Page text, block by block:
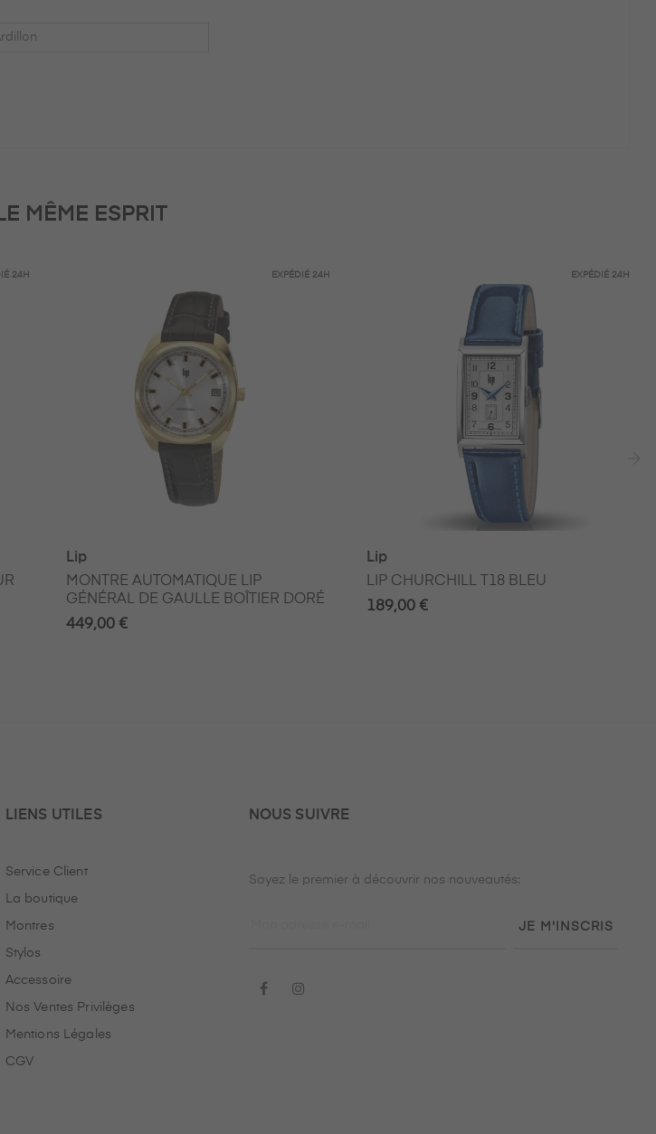
MÊME ESPRIT
24H EXPÉDIÉ24H
Lip
MONTRE AUTOMATIQUE LIP
GÉNÉRAL DE GAULLE BOÎTIER DORÉ
449,00 €
EXPÉDIÉ 24H
Lip
LIP CHURCHILL T18 BLEU
189,00 €
LIENS UTILES
Service Client
La boutique
Montres
Stylos
Accessoire
Nos Ventes Privilèges
Mentions Légales
CGV
NOUS SUIVRE
Soyez le premier à découvrir nos nouveautés:
JE M'INSCRIS
Facebook